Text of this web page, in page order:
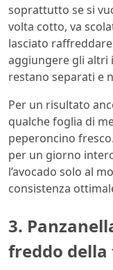
soprattutto se si
volta cotto, va
lasciato
aggiungere gli altri
restano separati e
Per un risultato
qualche foglia di
peperoncino
per un giorno
l’avocado solo al
consistenza
3.
freddo